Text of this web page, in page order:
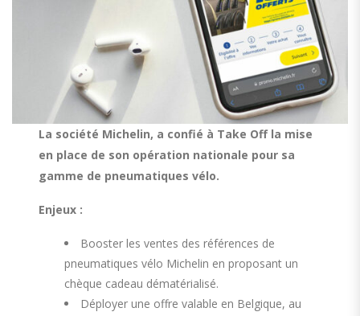
La société Michelin, a confié à Take Offla mise
en place de son opération nationale pour sa
gamme de pneumatiques vélo.
Enjeux :
Booster les ventes des références de
pneumatiques vélo Michelin en proposant un
chèque cadeau dématérialisé.
Déployer une offre valable en Belgique, au